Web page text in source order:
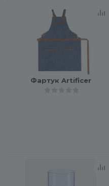
Фартук Artificer